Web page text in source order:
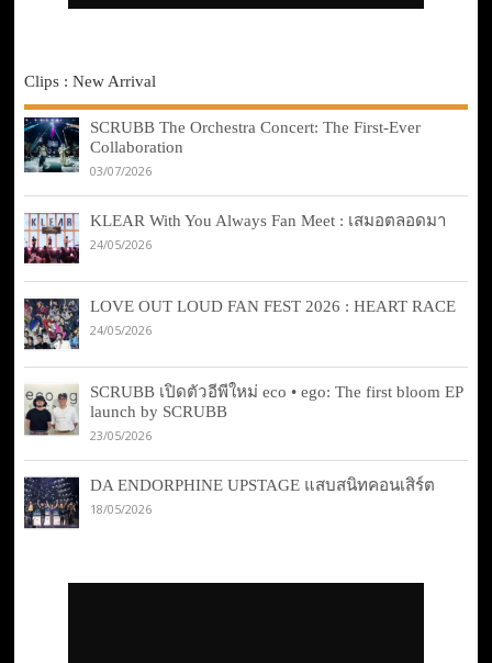
Clips : New Arrival
SCRUBB The Orchestra Concert: The First-Ever
Collaboration
03/07/2026
KLEAR With You Always Fan Meet : เสมอตลอดมา
24/05/2026
LOVE OUT LOUD FAN FEST 2026 : HEART RACE
24/05/2026
SCRUBB เปิดตัวอีพีใหม่ eco • ego: The first bloom EP
launch by SCRUBB
23/05/2026
DA ENDORPHINE UPSTAGE แสบสนิทคอนเสิร์ต
18/05/2026